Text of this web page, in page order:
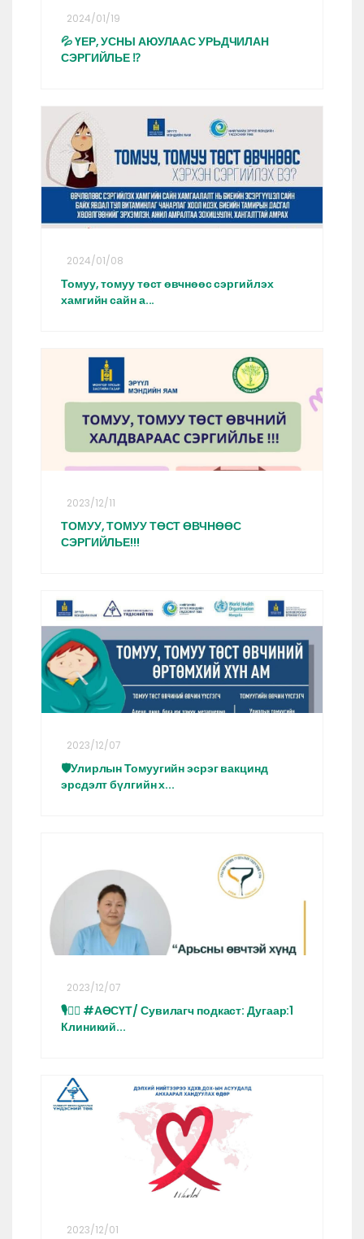
2024/01/19
💦 ҮЕР, УСНЫ АЮУЛААС УРЬДЧИЛАН
СЭРГИЙЛЬЕ ⁉️
2024/01/08
Томуу, томуу төст өвчнөөс сэргийлэх
хамгийн сайн а...
2023/12/11
ТОМУУ, ТОМУУ ТӨСТ ӨВЧНӨӨС
СЭРГИЙЛЬЕ!!!
2023/12/07
🛡Улирлын Томуугийн эсрэг вакцинд
эрсдэлт бүлгийн х...
2023/12/07
🎙👩‍⚕️ #АӨСҮТ/ Сувилагч подкаст: Дугаар:1
Клиникий...
2023/12/01